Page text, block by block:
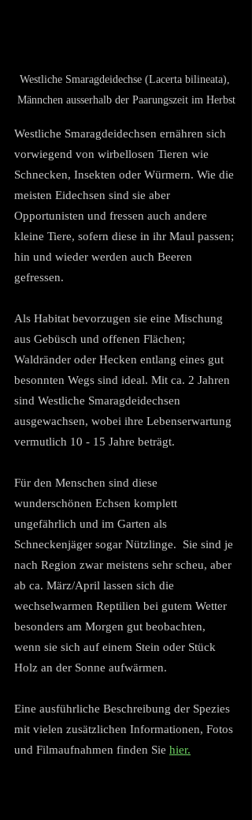
Westliche Smaragdeidechse (Lacerta bilineata),
Männchen ausserhalb der Paarungszeit im Herbst
Westliche Smaragdeidechsen ernähren sich
vorwiegend von wirbellosen Tieren wie
Schnecken, Insekten oder Würmern. Wie die
meisten Eidechsen sind sie aber
Opportunisten und fressen auch andere
kleine Tiere, sofern diese in ihr Maul passen;
hin und wieder werden auch Beeren
gefressen.
Als Habitat bevorzugen sie eine Mischung
aus Gebüsch und offenen Flächen;
Waldränder oder Hecken entlang eines gut
besonnten Wegs sind ideal. Mit ca. 2 Jahren
sind Westliche Smaragdeidechsen
ausgewachsen, wobei ihre Lebenserwartung
vermutlich 10 - 15 Jahre beträgt.
Für den Menschen sind diese
wunderschönen Echsen komplett
ungefährlich und im Garten als
Schneckenjäger sogar Nützlinge.  Sie sind je
nach Region zwar meistens sehr scheu, aber
ab ca. März/April lassen sich die
wechselwarmen Reptilien bei gutem Wetter
besonders am Morgen gut beobachten,
wenn sie sich auf einem Stein oder Stück
Holz an der Sonne aufwärmen.
Eine ausführliche Beschreibung der Spezies
mit vielen zusätzlichen Informationen, Fotos
und Filmaufnahmen finden Sie hier.